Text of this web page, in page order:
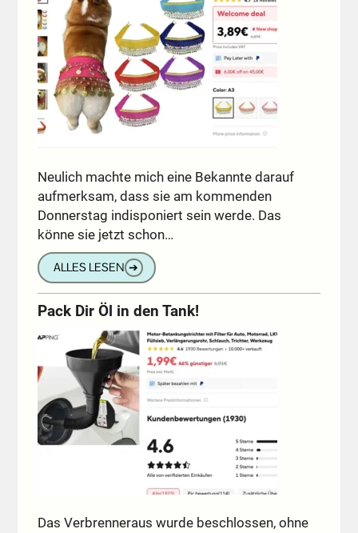
Neulich machte mich eine Bekannte darauf
aufmerksam, dass sie am kommenden
Donnerstag indisponiert sein werde. Das
könne sie jetzt schon…
ALLES LESEN ➔
Pack Dir Öl in den Tank!
Das Verbrenneraus wurde beschlossen, ohne